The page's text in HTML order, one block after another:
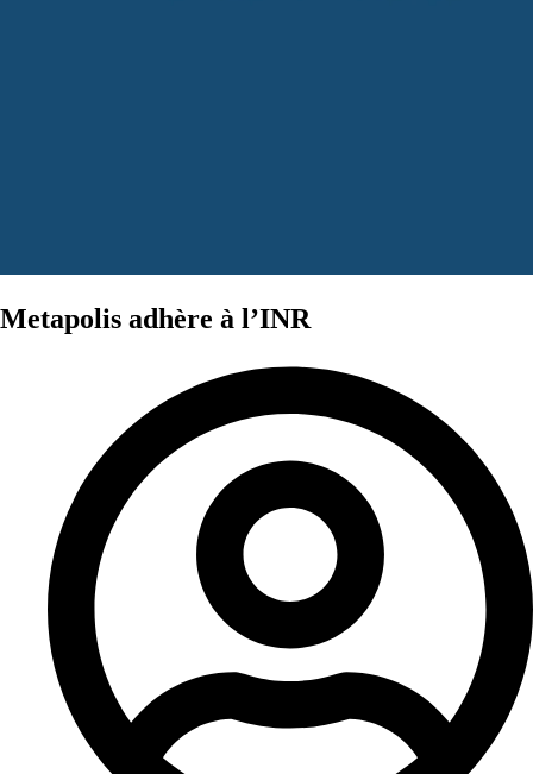
Metapolis adhère à l’INR